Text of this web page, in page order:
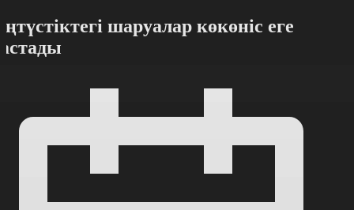
шаруалар көкөніс еге